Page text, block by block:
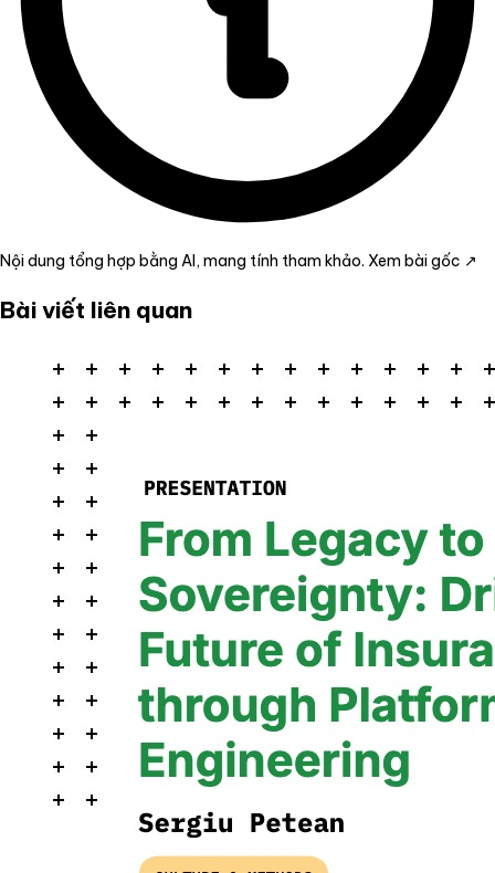
Nội dung tổng hợp bằng AI, mang tính tham khảo. Xem bài gốc ↗
Bài viết liên quan